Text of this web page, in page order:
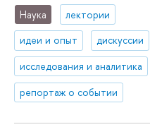
Наука
лектории
идеи и опыт
дискуссии
исследования и аналитика
репортаж о событии